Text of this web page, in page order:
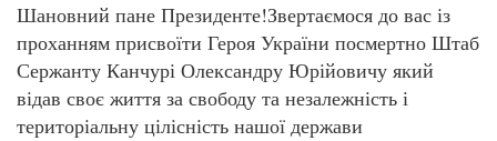
Шановний пане Президенте!Звертаємося до вас із
проханням присвоїти Героя України посмертно Штаб
Сержанту Канчурі Олександру Юрійовичу який
відав своє життя за свободу та незалежність і
територіальну цілісність нашої держави